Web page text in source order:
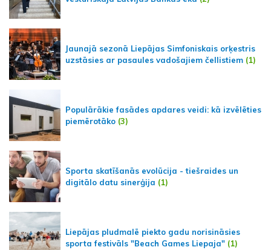
Jaunajā sezonā Liepājas Simfoniskais orķestris
uzstāsies ar pasaules vadošajiem čellistiem (1)
Populārākie fasādes apdares veidi: kā izvēlēties
piemērotāko (3)
Sporta skatīšanās evolūcija - tiešraides un
digitālo datu sinerģija (1)
Liepājas pludmalē piekto gadu norisināsies
sporta festivāls "Beach Games Liepaja" (1)